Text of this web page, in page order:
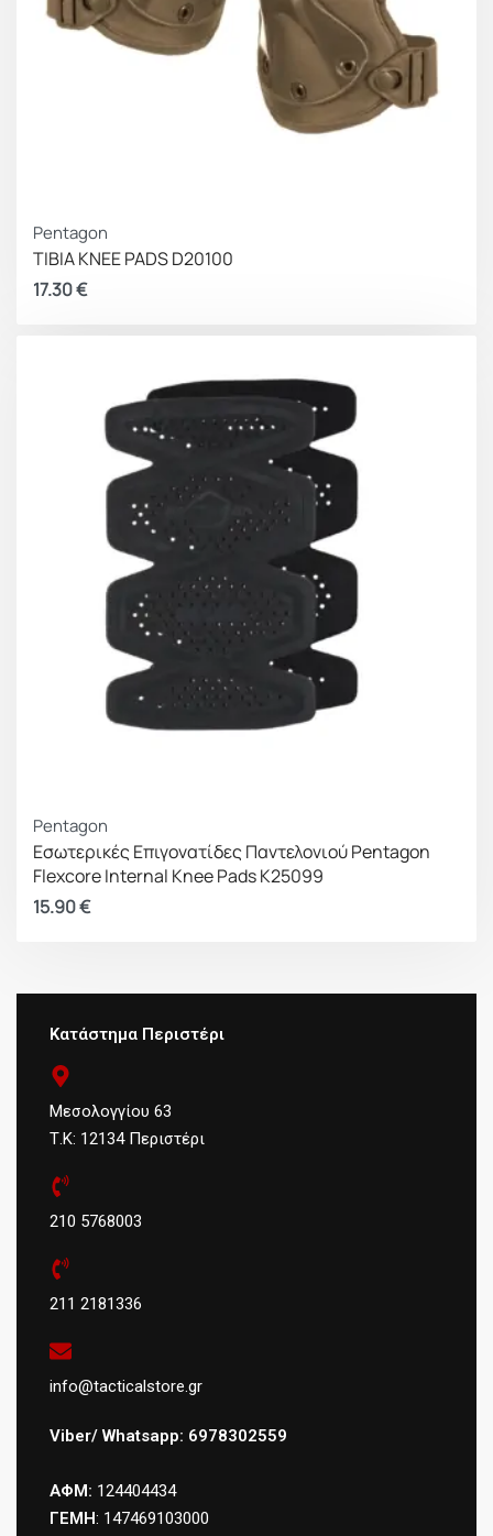
Pentagon
TIBIA KNEE PADS D20100
17.30€
Pentagon
Εσωτερικές Επιγονατίδες Παντελονιού Pentagon
Flexcore Internal Knee Pads K25099
15.90€
Κατάστημα Περιστέρι
Μεσολογγίου 63
Τ.Κ: 12134 Περιστέρι
210 5768003
211 2181336
info@tacticalstore.gr
Viber/ Whatsapp: 6978302559
ΑΦΜ: 124404434
ΓΕΜΗ: 147469103000